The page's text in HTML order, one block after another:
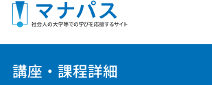
講座・課程詳細